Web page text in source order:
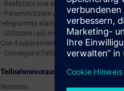
- Realizzare una semplice
- Parametrizzare un azionamento
telegramma standard
- Utilizzare i più importanti strumenti
Con il superamento della prova di
- Conseguirai l'attestazioneSITRAIN
Teilnahmevoraussetzung
Nessuno.